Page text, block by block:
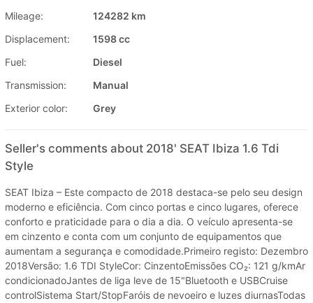
Mileage:
124282 km
Displacement:
1598 cc
Fuel:
Diesel
Transmission:
Manual
Exterior color:
Grey
Seller's comments about 2018' SEAT Ibiza 1.6 Tdi
Style
SEAT Ibiza – Este compacto de 2018 destaca-se pelo seu design
moderno e eficiência. Com cinco portas e cinco lugares, oferece
conforto e praticidade para o dia a dia. O veículo apresenta-se
em cinzento e conta com um conjunto de equipamentos que
aumentam a segurança e comodidade.Primeiro registo: Dezembro
2018Versão: 1.6 TDI StyleCor: CinzentoEmissões CO₂: 121 g/kmAr
condicionadoJantes de liga leve de 15"Bluetooth e USBCruise
controlSistema Start/StopFaróis de nevoeiro e luzes diurnasTodas